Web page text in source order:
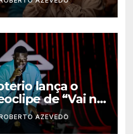
a participação
lança o
de “Vai na
AZEVEDO